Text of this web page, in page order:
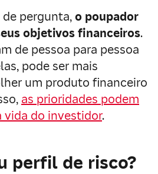
pergunta,o poupador
objetivos financeiros.
de pessoa para pessoa
pode ser mais
um produto financeiro
as prioridades podem
vida do investidor.
perfil de risco?